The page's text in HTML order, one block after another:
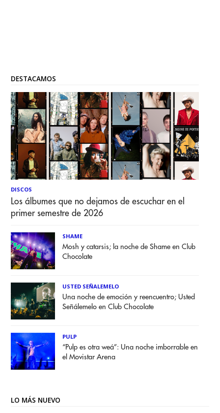
DESTACAMOS
DISCOS
Los álbumes que no dejamos de escuchar en el
primer semestre de 2026
SHAME
Mosh y catarsis; la noche de Shame en Club
Chocolate
USTED SEÑALEMELO
Una noche de emoción y reencuentro; Usted
Señálemelo en Club Chocolate
PULP
“Pulp es otra weá”: Una noche imborrable en
el Movistar Arena
LO MÁS NUEVO